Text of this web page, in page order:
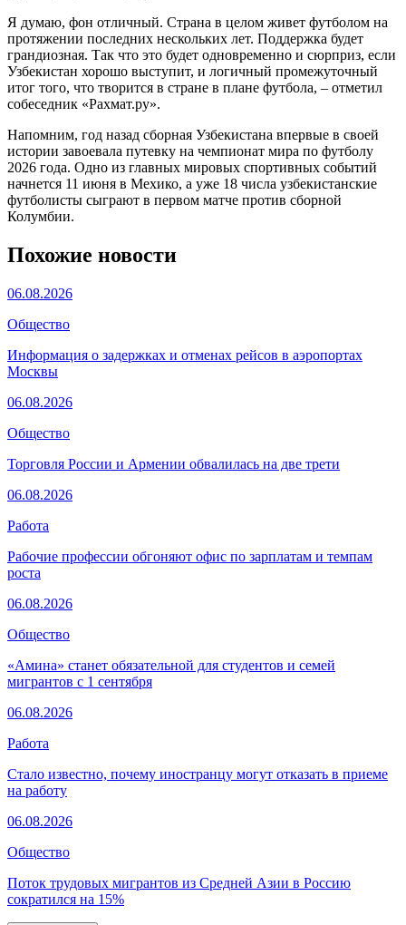
Я думаю, фон отличный. Страна в целом живет футболом на
протяжении последних нескольких лет. Поддержка будет
грандиозная. Так что это будет одновременно и сюрприз, если
Узбекистан хорошо выступит, и логичный промежуточный
итог того, что творится в стране в плане футбола, – отметил
собеседник «Рахмат.ру».
Напомним, год назад сборная Узбекистана впервые в своей
истории завоевала путевку на чемпионат мира по футболу
2026 года. Одно из главных мировых спортивных событий
начнется 11 июня в Мехико, а уже 18 числа узбекистанские
футболисты сыграют в первом матче против сборной
Колумбии.
Похожие новости
06.08.2026
Общество
Информация о задержках и отменах рейсов в аэропортах
Москвы
06.08.2026
Общество
Торговля России и Армении обвалилась на две трети
06.08.2026
Работа
Рабочие профессии обгоняют офис по зарплатам и темпам
роста
06.08.2026
Общество
«Амина» станет обязательной для студентов и семей
мигрантов с 1 сентября
06.08.2026
Работа
Стало известно, почему иностранцу могут отказать в приеме
на работу
06.08.2026
Общество
Поток трудовых мигрантов из Средней Азии в Россию
сократился на 15%